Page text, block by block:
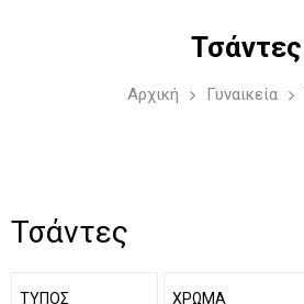
Τσάντες
Αρχική Γυναικεία
Τσάντες
ΕΜΦΆΝΙΣΗ
ΤΎΠΟΣ ΕΜΦΆΝΙΣΗ
ΧΡΏΜΑ